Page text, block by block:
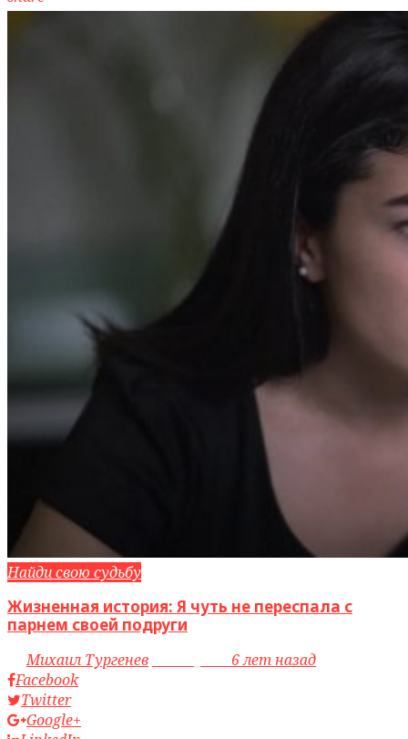
Найди свою судьбу
Жизненная история: Я чуть не переспала с
парнем своей подруги
byМихаил Тургенев
6 лет назад
Facebook
Twitter
Google+